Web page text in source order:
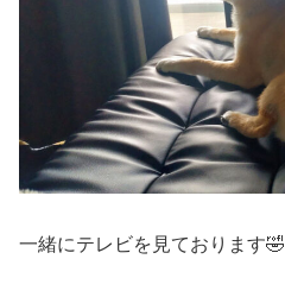
一緒にテレビを見ております🤣